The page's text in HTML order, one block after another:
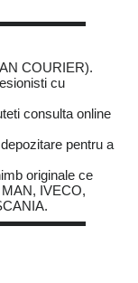
COURIER).
cu
consulta online
pentru a
originale ce
IVECO,